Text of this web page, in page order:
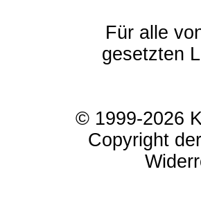
Für alle
gesetzten
© 1999-2026
Copyright